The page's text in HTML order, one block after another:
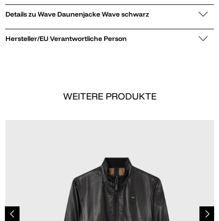
Details zu Wave Daunenjacke Wave schwarz
Hersteller/EU Verantwortliche Person
WEITERE PRODUKTE